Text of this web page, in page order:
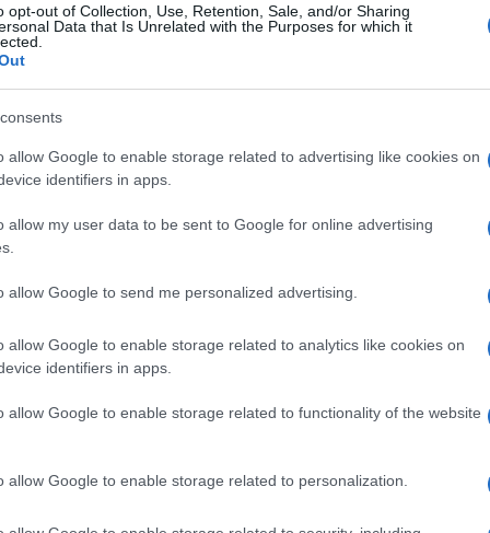
opt-out of Collection, Use, Retention, Sale, and/or Sharing
Data that Is Unrelated with the Purposes for which it
allow Google to enable storage related to advertising like cookies on
identifiers in apps.
allow my user data to be sent to Google for online advertising
allow Google to send me personalized advertising.
allow Google to enable storage related to analytics like cookies on
identifiers in apps.
allow Google to enable storage related to functionality of the website
allow Google to enable storage related to personalization.
στις επιπτώσεις αυτής της εξέλιξης,
όπως η γεωπολιτική θέση της χώρας, οι
η ισορροπία μεταξύ των γενεών».
τη συνθετότητα του δημογραφικού μας
παιδιά, ότι αργούν να ενηλικιωθούν και να
συνθήκες. Και μεταπολεμικά ήταν δύσκολες
αβεβαιότητας, ανασφάλειας, αποθάρρυνσης. Τότε
το αντιμετωπίζουν με αισιοδοξία, με τη φυσική ορμή